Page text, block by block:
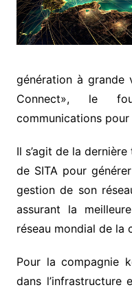
génération à grande
Connect», le
communications pour
Il s’agit de la
de SITA pour
gestion de son
assurant la
réseau mondial de la
Pour la compagnie
dans l’infrastructure